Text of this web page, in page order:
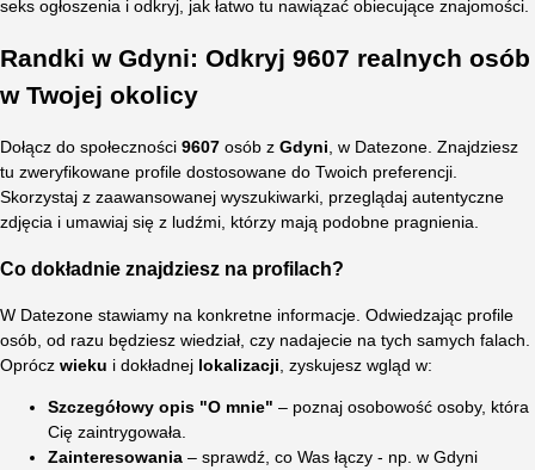
seks ogłoszenia i odkryj, jak łatwo tu nawiązać obiecujące znajomości.
Randki w Gdyni: Odkryj 9607 realnych osób
w Twojej okolicy
Dołącz do społeczności 9607 osób z Gdyni , w Datezone. Znajdziesz
tu zweryfikowane profile dostosowane do Twoich preferencji.
Skorzystaj z zaawansowanej wyszukiwarki, przeglądaj autentyczne
zdjęcia i umawiaj się z ludźmi, którzy mają podobne pragnienia.
Co dokładnie znajdziesz na profilach?
W Datezone stawiamy na konkretne informacje. Odwiedzając profile
osób, od razu będziesz wiedział, czy nadajecie na tych samych falach.
Oprócz wieku i dokładnej lokalizacji , zyskujesz wgląd w:
Szczegółowy opis "O mnie" – poznaj osobowość osoby, która
Cię zaintrygowała.
Zainteresowania – sprawdź, co Was łączy - np. w Gdyni